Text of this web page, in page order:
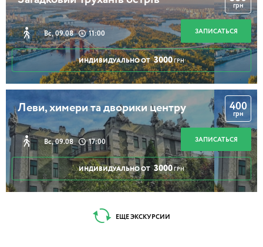
Вс, 09.08 11:00
грн
ЗАПИСАТЬСЯ
ИНДИВИДУАЛЬНО ОТ 3000 ГРН
Леви, химери та дворики центру
Вс, 09.08 17:00
400
грн
ЗАПИСАТЬСЯ
ИНДИВИДУАЛЬНО ОТ 3000 ГРН
ЕЩЕ ЭКСКУРСИИ